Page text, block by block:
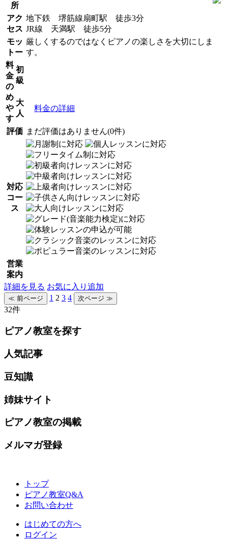
所
アク
セス
地下鉄 堺筋線扇町駅 徒歩3分
JR線 天満駅 徒歩5分
モッ
トー
厳しくするのではなくピアノの楽しさを大切にしま
す。
料
金
の
め
や
す
初
級
大
人
料金の詳細
評価 まだ評価はありません(0件)
対応
コー
ス
営業
案内
詳細を見る お気に入り追加
1 2 3 4
32件
ピアノ教室を探す
人気記事
豆知識
姉妹サイト
ピアノ教室の掲載
メルマガ登録
トップ
ピアノ教室Q&A
お問い合わせ
はじめての方へ
ログイン